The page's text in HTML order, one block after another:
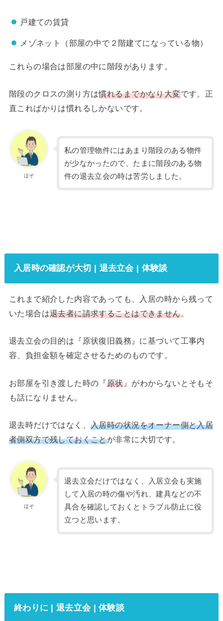
戸建ての賃貸
メゾネット（部屋の中で２階建てになっている物）
これらの場合は部屋の中に階段があります。
階段のクロスの測り方は慣れるまでかなり大変です。正
直こればかりは慣れるしかないです。
ほぞ
私の管理物件にはあまり階段のある物件
が少なかったので、たまに階段のある物
件の退去立会の時は苦労しました。
入居時の確認が大切 | 退去立会 | 体験談
これまで紹介した内容であっても、入居の時から残って
いた場合は退去者に請求することはできません。
退去立会の目的は『原状復旧義務』に基づいて工事内
容、負担金額を確定させるためのものです。
お部屋を引き渡した時の『原状』がわからないとそもそ
も話になりません。
退去時だけではなく、入居時の状況をオーナー側と入居
者側双方で残しておくことが非常に大切です。
ほぞ
退去立会だけではなく、入居立会も実施
して入居の時の傷や汚れ、建具などの不
具合を確認しておくとトラブル防止に役
立つと思います。
終わりに | 退去立会 | 体験談